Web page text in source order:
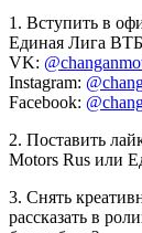
1. Вступить в
Единая Лига
VK:
Instagram:
Facebook:
2. Поставить
Motors Rus или
3. Снять
рассказать в